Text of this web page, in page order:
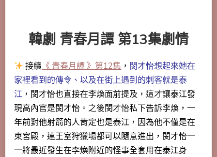
韓劇 青春月譚 第13集劇情
接續 《 青春月譚 》第12集 ， 閔才怡想起來她在
家裡看到的傳令、以及在街上遇到的刺客就是泰
江 ，閔才怡也直接在李煥面前提及，這才讓泰江發
現高內官是閔才怡。之後閔才怡私下告訴李煥，一
年前對他射箭的人肯定也是泰江，因為他不僅是在
東宮殿，連王室狩獵場都可以隨意進出，閔才怡一
一將最近發生在李煥附近的怪事全套用在泰江身